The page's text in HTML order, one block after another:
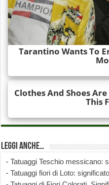
Leggi anche…
-Tatuaggi Teschio messicano:
-Tatuaggi fiori di Loto: